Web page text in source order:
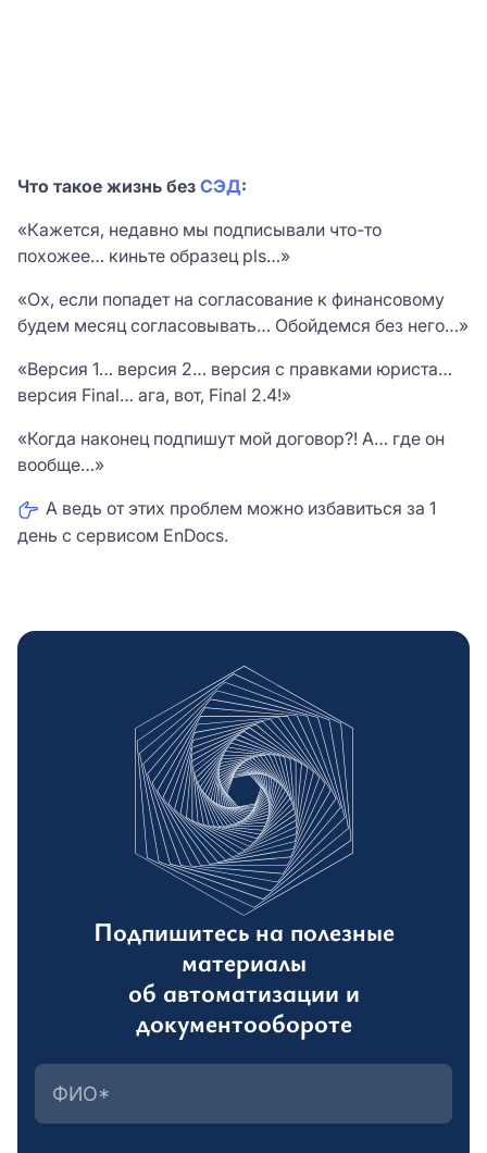
Что такое жизнь без СЭД:
«Кажется, недавно мы подписывали что-то
похожее… киньте образец pls…»
«Ох, если попадет на согласование к финансовому
будем месяц согласовывать… Обойдемся без него…»
«Версия 1… версия 2… версия с правками юриста…
версия Final… ага, вот, Final 2.4!»
«Когда наконец подпишут мой договор?! А… где он
вообще…»
А ведь от этих проблем можно избавиться за 1
день с сервисом EnDocs.
Подпишитесь на полезные
материалы
об автоматизации и
документообороте